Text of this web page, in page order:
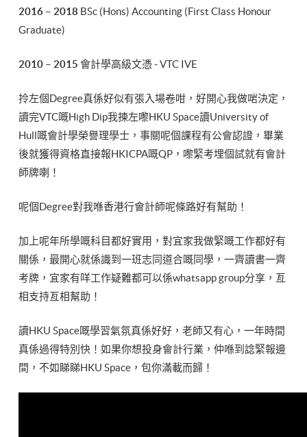
2016 – 2018 BSc (Hons) Accounting (First Class Honour
Graduate)
2010 – 2015 會計學高級文憑 - VTC IVE
拎左個Degree真係好似有張入場卷咁，好開心我做啱決定，
讀完VTC嘅High Dip我揀左嚟HKU Space讀University of
Hull嘅會計學榮譽理學士，事關呢個課程有公會認證，畢業
後就獲得資格直接報HKICPA嘅QP，嚟緊考埋個試就有會計
師牌喇！
呢個Degree對我喺香港行會計師呢條路好有幫助！
加上呢年所學嘅科目都好實用，對宜家我做緊嘅工作都好有
關係，最開心就係識到一班志同道合嘅同學，一齊讀書一齊
考牌，宜家有咩工作疑難都可以係whatsapp group分享，亙
相支持亙相幫助！
讀HKU Space嘅學習氣氛真係好好，老師又有心，一年時間
真係過得特別快！如果你想投身會計行業，仲喺到諗緊報邊
間，不如睇睇HKU Space，包你滿載而歸！